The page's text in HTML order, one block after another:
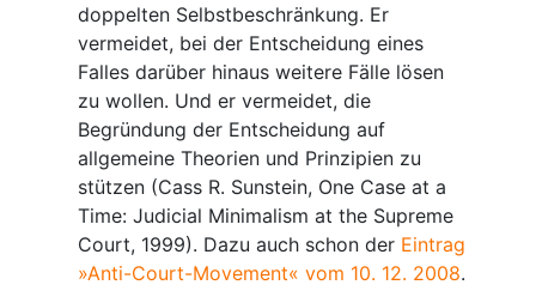
doppelten Selbstbeschränkung. Er
vermeidet, bei der Entscheidung eines
Falles darüber hinaus weitere Fälle lösen
zu wollen. Und er vermeidet, die
Begründung der Entscheidung auf
allgemeine Theorien und Prinzipien zu
stützen (Cass R. Sunstein, One Case at a
Time: Judicial Minimalism at the Supreme
Court, 1999). Dazu auch schon der Eintrag
»Anti-Court-Movement« vom 10. 12. 2008.